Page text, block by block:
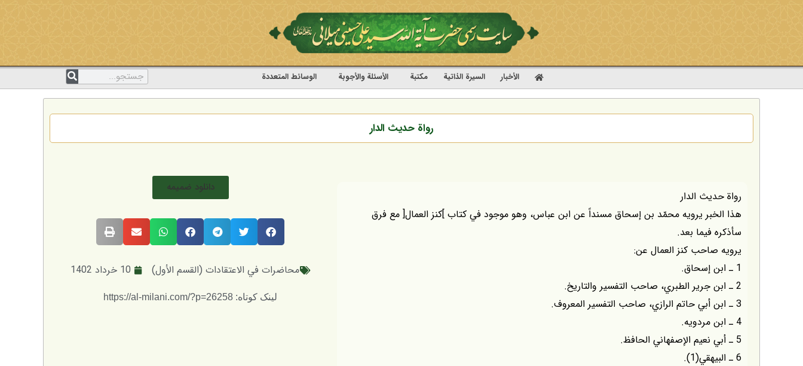
الأخبار السيرة الذاتية مکتبة الأسئلة والأجوبة الوسائط المتعددة
رواة حديث الدار
رواة حديث الدار
هذا الخبر يرويه محمّد بن إسحاق مسنداً عن ابن عباس، وهو موجود في كتاب ]كنز العمال[ مع فرق
سأذكره فيما بعد.
يرويه صاحب كنز العمال عن:
1 ـ ابن إسحاق.
2 ـ ابن جرير الطبري، صاحب التفسير والتاريخ.
3 ـ ابن أبي حاتم الرازي، صاحب التفسير المعروف.
4 ـ ابن مردويه.
5 ـ أبي نعيم الإصفهاني الحافظ.
6 ـ البيهقي(1).
دانلود ضمیمه
محاضرات في الاعتقادات (القسم الأول) 10 خرداد 1402
لینک کوتاه: https://al-milani.com/?p=26258